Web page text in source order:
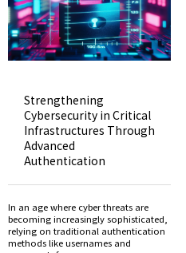
Strengthening
Cybersecurity in Critical
Infrastructures Through
Advanced
Authentication
In an age where cyber threats are
becoming increasingly sophisticated,
relying on traditional authentication
methods like usernames and